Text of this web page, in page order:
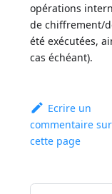
opérations
de chiffrement/
été exécutées,
cas échéant).
Ecrire un
commentaire sur
cette page